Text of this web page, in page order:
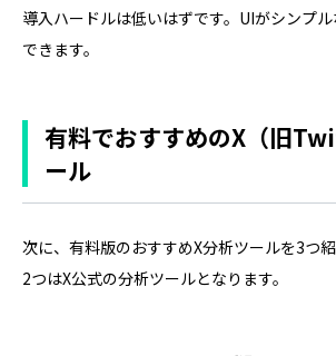
導入ハードルは低いはずです。UIがシンプ
できます。
有料でおすすめのX（旧
ール
次に、有料版のおすすめX分析ツールを3つ
2つはX公式の分析ツールとなります。